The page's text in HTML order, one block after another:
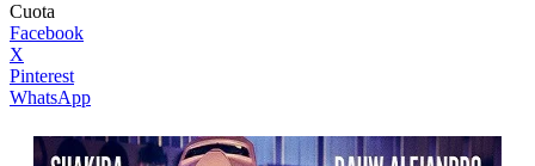
Cuota
Facebook
X
Pinterest
WhatsApp